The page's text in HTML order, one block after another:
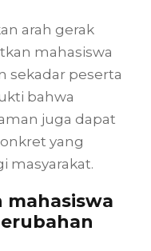
arah gerak
mahasiswa
sekadar peserta
bahwa
juga dapat
yang
masyarakat.